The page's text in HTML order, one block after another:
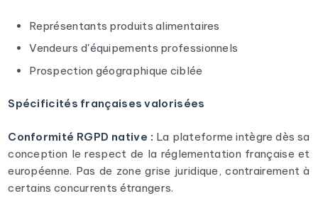
Représentants produits alimentaires
Vendeurs d'équipements professionnels
Prospection géographique ciblée
Spécificités françaises valorisées
Conformité RGPD native : La plateforme intègre dès sa
conception le respect de la réglementation française et
européenne. Pas de zone grise juridique, contrairement à
certains concurrents étrangers.